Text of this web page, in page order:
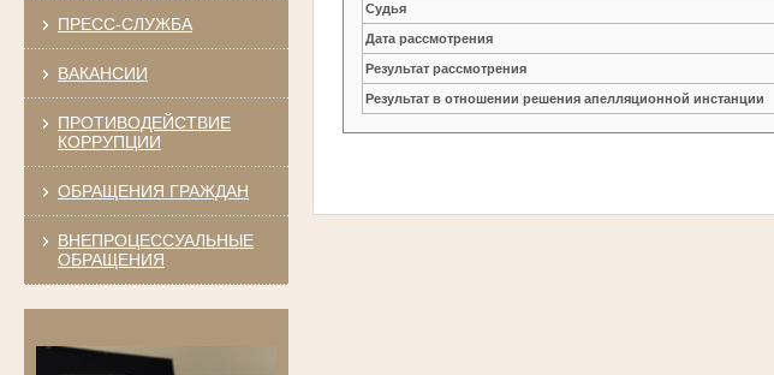
ПРЕСС-СЛУЖБА
ВАКАНСИИ
ПРОТИВОДЕЙСТВИЕ
КОРРУПЦИИ
ОБРАЩЕНИЯ ГРАЖДАН
ВНЕПРОЦЕССУАЛЬНЫЕ
ОБРАЩЕНИЯ
Судья
Дата рассмотрения
Результат рассмотрения
Результат в отношении решения апелляционной инстанции